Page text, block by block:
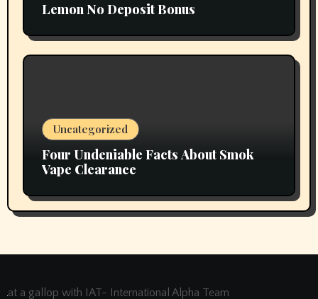
Lemon No Deposit Bonus
Uncategorized
Four Undeniable Facts About Smok
Vape Clearance
at a gallop with IAT- International Alpha Team